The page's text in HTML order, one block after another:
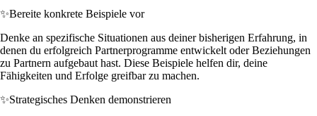
✨Bereite konkrete Beispiele vor
Denke an spezifische Situationen aus deiner bisherigen Erfahrung, in
denen du erfolgreich Partnerprogramme entwickelt oder Beziehungen
zu Partnern aufgebaut hast. Diese Beispiele helfen dir, deine
Fähigkeiten und Erfolge greifbar zu machen.
✨Strategisches Denken demonstrieren